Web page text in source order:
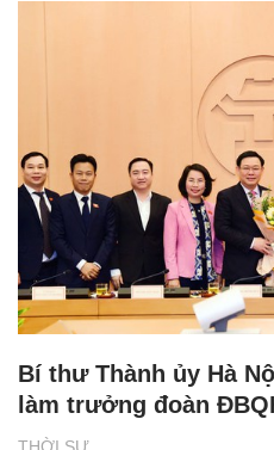
THỜI SỰ
Bí thư Thành ủy Hà
làm trưởng đoàn